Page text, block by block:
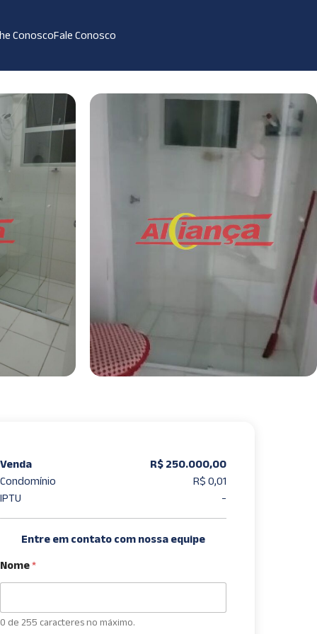
ConoscoFale Conosco
Venda
R$ 250.000,00
Condomínio
R$ 0,01
IPTU
-
Entre em contato com nossa equipe
Nome*
0 de 255 caracteres no máximo.